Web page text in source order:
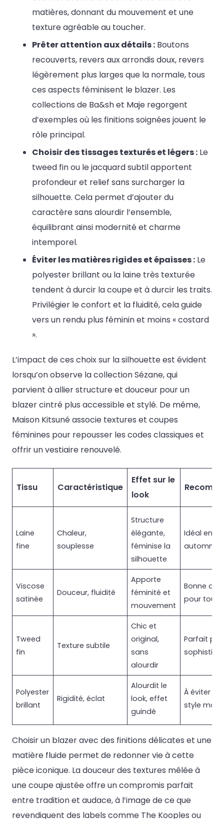
matières, donnant du mouvement et une
texture agréable au toucher.
Prêter attention aux détails : Boutons
recouverts, revers aux arrondis doux, revers
légèrement plus larges que la normale, tous
ces aspects féminisent le blazer. Les
collections de Ba&sh et Maje regorgent
d’exemples où les finitions soignées jouent le
rôle principal.
Choisir des tissages texturés et légers : Le
tweed fin ou le jacquard subtil apportent
profondeur et relief sans surcharger la
silhouette. Cela permet d’ajouter du
caractère sans alourdir l’ensemble,
équilibrant ainsi modernité et charme
intemporel.
Éviter les matières rigides et épaisses : Le
polyester brillant ou la laine très texturée
tendent à durcir la coupe et à durcir les traits.
Privilégier le confort et la fluidité, cela guide
vers un rendu plus féminin et moins « costard
».
L’impact de ces choix sur la silhouette est évident
lorsqu’on observe la collection Sézane, qui
parvient à allier structure et douceur pour un
blazer cintré plus accessible et stylé. De même,
Maison Kitsuné associe textures et coupes
féminines pour repousser les codes classiques et
offrir un vestiaire renouvelé.
Tissu Caractéristique
Effet sur le
look
Laine
fine
Chaleur,
souplesse
Structure
élégante,
féminise la
silhouette
Idéal en
automne/
Viscose
satinée
Douceur, fluidité
Apporte
féminité et
mouvement
Bonne
pour
Tweed
fin
Texture subtile
Chic et
original,
sans
alourdir
Parfait
Polyester
brillant
Rigidité, éclat
Alourdit le
look, effet
guindé
À éviter
style
Choisir un blazer avec des finitions délicates et une
matière fluide permet de redonner vie à cette
pièce iconique. La douceur des textures mêlée à
une coupe ajustée offre un compromis parfait
entre tradition et audace, à l’image de ce que
revendiquent des labels comme The Kooples ou